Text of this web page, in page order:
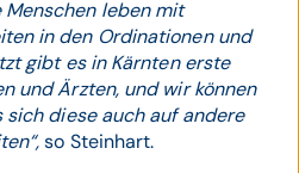
leben mit
in den Ordinationen und
gibt es in Kärnten erste
und Ärzten, und wir können
diese auch auf andere
so Steinhart.